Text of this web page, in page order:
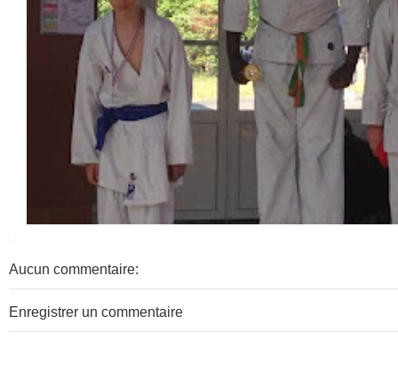
Aucun commentaire:
Enregistrer un commentaire